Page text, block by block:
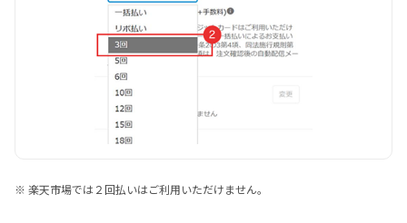
※ 楽天市場では２回払いはご利用いただけません。